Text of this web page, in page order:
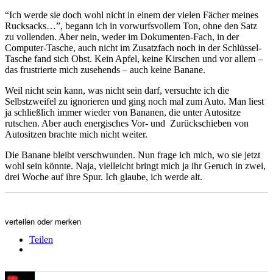
“Ich werde sie doch wohl nicht in einem der vielen Fächer meines
Rucksacks…”, begann ich in vorwurfsvollem Ton, ohne den Satz
zu vollenden. Aber nein, weder im Dokumenten-Fach, in der
Computer-Tasche, auch nicht im Zusatzfach noch in der Schlüssel-
Tasche fand sich Obst. Kein Apfel, keine Kirschen und vor allem –
das frustrierte mich zusehends – auch keine Banane.
Weil nicht sein kann, was nicht sein darf, versuchte ich die
Selbstzweifel zu ignorieren und ging noch mal zum Auto. Man liest
ja schließlich immer wieder von Bananen, die unter Autositze
rutschen. Aber auch energisches Vor- und Zurückschieben von
Autositzen brachte mich nicht weiter.
Die Banane bleibt verschwunden. Nun frage ich mich, wo sie jetzt
wohl sein könnte. Naja, vielleicht bringt mich ja ihr Geruch in zwei,
drei Woche auf ihre Spur. Ich glaube, ich werde alt.
verteilen oder merken
Teilen